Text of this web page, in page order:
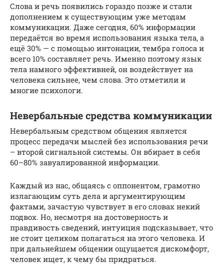
Слова и речь появились гораздо позже и стали
дополнением к существующим уже методам
коммуникации. Даже сегодня, 60% информации
передаётся во время использования языка тела, а
ещё 30% — с помощью интонации, тембра голоса и
всего 10% составляет речь. Именно поэтому язык
тела намного эффективней, он воздействует на
человека сильнее, чем слова. Это отметили и
многие психологи.
Невербальные средства коммуникации
Невербальным средством общения является
процесс передачи мыслей без использования речи
– второй сигнальной системы. Он вбирает в себя
60–80% завуалированной информации.
Каждый из нас, общаясь с оппонентом, грамотно
излагающим суть дела и аргументирующим
фактами, зачастую чувствует в его словах некий
подвох. Но, несмотря на достоверность и
правдивость сведений, интуиция подсказывает, что
не стоит целиком полагаться на этого человека. И
при дальнейшем общении ощущается дискомфорт,
человек ищет, к чему бы придраться.